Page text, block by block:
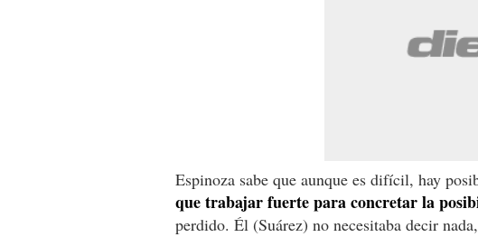
Espinoza sabe que aunque es difícil, hay
que trabajar fuerte para concretar la
perdido. Él (Suárez) no necesitaba decir